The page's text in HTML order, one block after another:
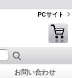
PCサイト
お問い合わせ